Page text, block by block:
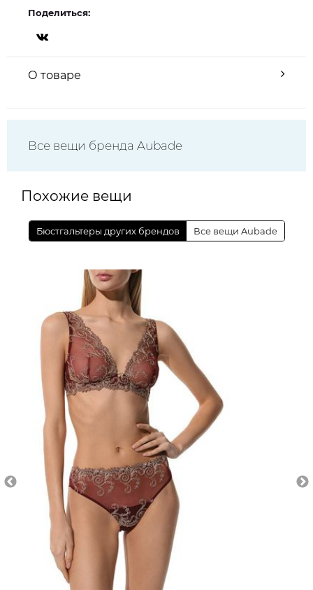
Поделиться:
О товаре
Все вещи бренда Aubade
Похожие вещи
Бюстгальтеры других брендов Все вещи Aubade